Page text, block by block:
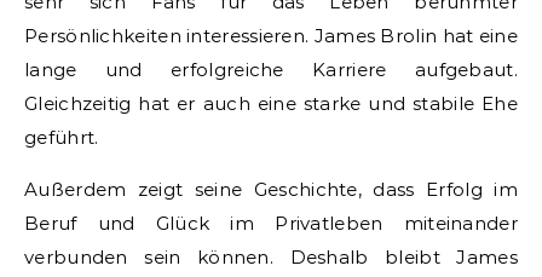
Persönlichkeiten interessieren. James Brolin hat eine
lange und erfolgreiche Karriere aufgebaut.
Gleichzeitig hat er auch eine starke und stabile Ehe
geführt.
Außerdem zeigt seine Geschichte, dass Erfolg im
Beruf und Glück im Privatleben miteinander
verbunden sein können. Deshalb bleibt James